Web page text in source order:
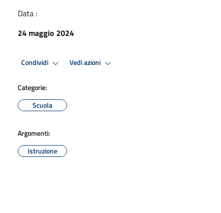
Data :
24 maggio 2024
Condividi Vedi azioni
Categorie:
Scuola
Argomenti:
Istruzione